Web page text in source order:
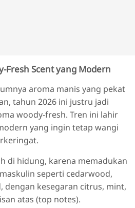
Fresh Scent yang Modern
aroma manis yang pekat
tahun 2026 ini justru jadi
woody-fresh. Tren ini lahir
yang ingin tetap wangi
di hidung, karena memadukan
seperti cedarwood,
dengan kesegaran citrus, mint,
atas (top notes).